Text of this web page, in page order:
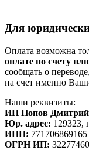
Для
Оплата возможна
оплате по счету
сообщать о
на счет именно
Наши реквизиты:
ИП Попов Дмитрий
Юр. адрес: 129323,
ИНН: 771706869165
ОГРН ИП: